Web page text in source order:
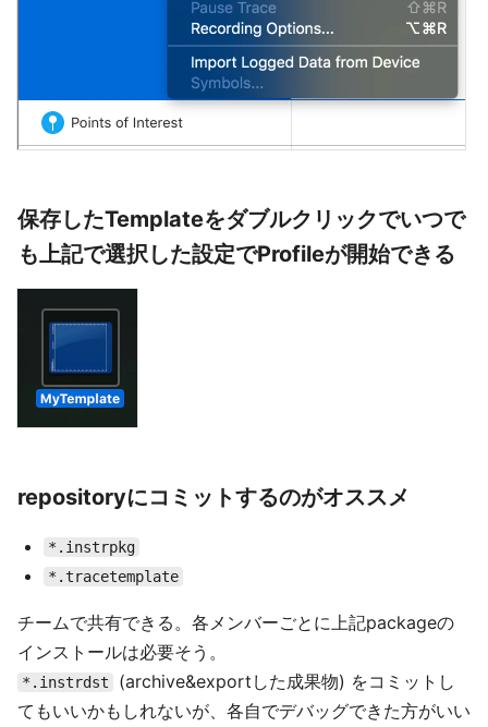
保存したTemplateをダブルクリックでいつで
も上記で選択した設定でProfileが開始できる
repositoryにコミットするのがオススメ
*.instrpkg
*.tracetemplate
チームで共有できる。各メンバーごとに上記packageの
インストールは必要そう。
*.instrdst
(archive&exportした成果物) をコミットし
てもいいかもしれないが、各自でデバッグできた方がいい